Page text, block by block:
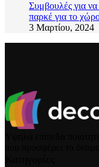
Συμβουλές για
παρκέ για το
3 Μαρτίου, 2024